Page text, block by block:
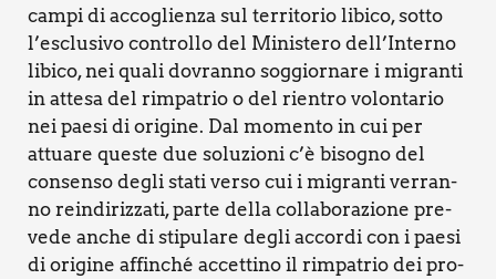
cam­pi di acco­glien­za sul ter­ri­to­rio libi­co, sot­to
l’esclusivo con­trol­lo del Mini­ste­ro dell’Interno
libi­co, nei qua­li dovran­no sog­gior­na­re i migran­ti
in atte­sa del rim­pa­trio o del rien­tro volon­ta­rio
nei pae­si di ori­gi­ne. Dal momen­to in cui per
attua­re que­ste due solu­zio­ni c’è biso­gno del
con­sen­so degli sta­ti ver­so cui i migran­ti ver­ran­
no rein­di­riz­za­ti, par­te del­la col­la­bo­ra­zio­ne pre­
ve­de anche di sti­pu­la­re degli accor­di con i pae­si
di ori­gi­ne affin­ché accet­ti­no il rim­pa­trio dei pro­